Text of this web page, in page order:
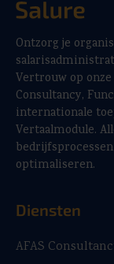
Ontzorg je
Vertrouw op
Consultancy,
internationale
Vertaalmodule.
optimaliseren.
Diensten
AFAS